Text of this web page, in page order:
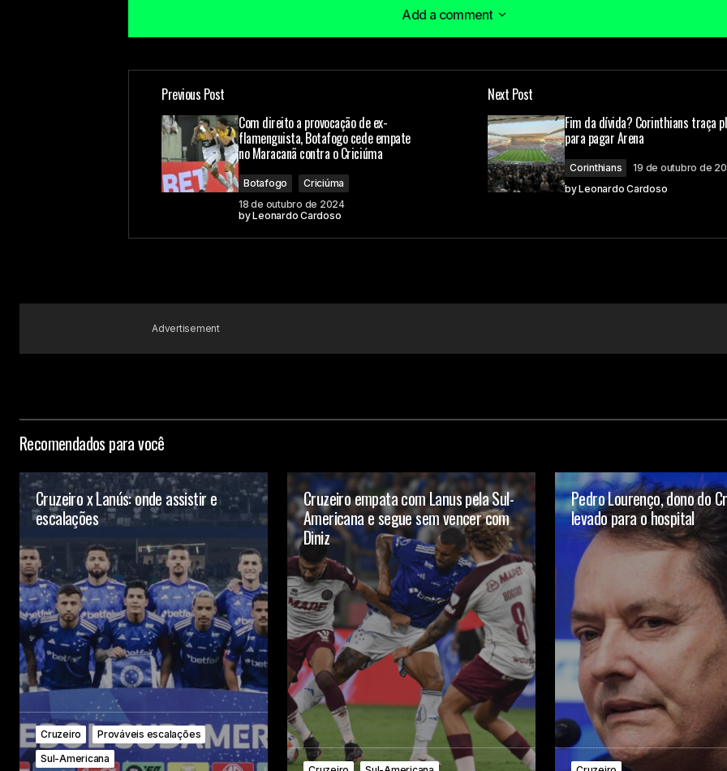
Add a comment
Add a comment
O seu endereço de e-mail não será publicado. Campos obrigatórios são marcados com
Comment*
Previous Post
Com direito a provocação de ex-
flamenguista, Botafogo cede empate
no Maracanã contra o Criciúma
Botafogo
Criciúma
18 de outubro de 2024
byLeonardo Cardoso
Next Post
Fim da dívida? Corinthians traça
para pagar Arena
Corinthians
19 de outubro de
byLeonardo Cardoso
Advertisement
Recomendados para você
Cruzeiro x Lanús: onde assistir e
escalações
Cruzeiro
Prováveis escalações
Sul-Americana
Cruzeiro empata com Lanus pela Sul-
Americana e segue sem vencer com
Diniz
Pedro Lourenço, dono do
levado para o hospital